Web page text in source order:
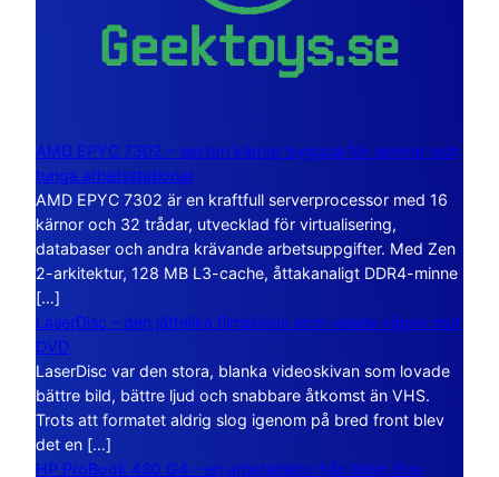
AMD EPYC 7302 – sexton kärnor byggda för servrar och
tunga arbetsstationer
AMD EPYC 7302 är en kraftfull serverprocessor med 16
kärnor och 32 trådar, utvecklad för virtualisering,
databaser och andra krävande arbetsuppgifter. Med Zen
2-arkitektur, 128 MB L3-cache, åttakanaligt DDR4-minne
[…]
LaserDisc – den jättelika filmskivan som visade vägen mot
DVD
LaserDisc var den stora, blanka videoskivan som lovade
bättre bild, bättre ljud och snabbare åtkomst än VHS.
Trots att formatet aldrig slog igenom på bred front blev
det en […]
HP ProBook 430 G4 – en arbetsdator från tiden före